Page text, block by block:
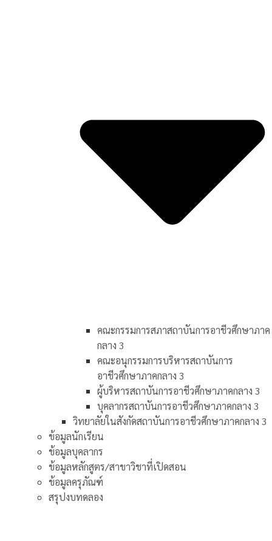
คณะกรรมการสภาสถาบันการอาชีวศึกษาภาค
กลาง 3
คณะอนุกรรมการบริหารสถาบันการ
อาชีวศึกษาภาคกลาง 3
ผู้บริหารสถาบันการอาชีวศึกษาภาคกลาง 3
บุคลากรสถาบันการอาชีวศึกษาภาคกลาง 3
วิทยาลัยในสังกัดสถาบันการอาชีวศึกษาภาคกลาง 3
ข้อมูลนักเรียน
ข้อมูลบุคลากร
ข้อมูลหลักสูตร/สาขาวิชาที่เปิดสอน
ข้อมูลครุภัณฑ์
สรุปงบทดลอง